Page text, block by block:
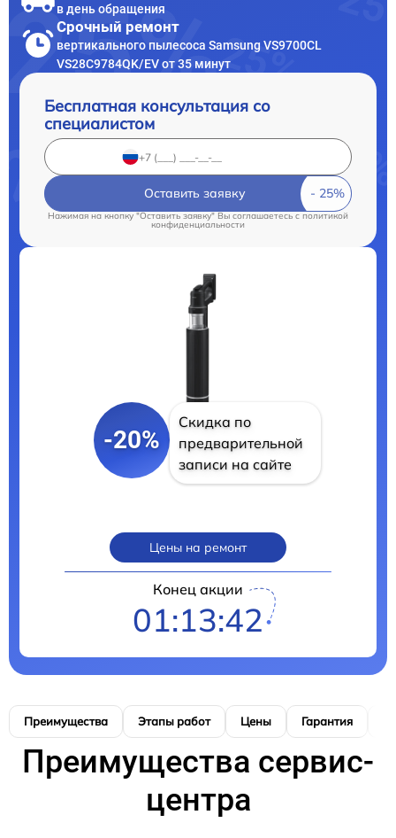
в день обращения
Срочный ремонт
вертикального пылесоса Samsung VS9700CL
VS28C9784QK/EV от 35 минут
Бесплатная консультация со
специалистом
Оставить заявку
Нажимая на кнопку "Оставить заявку" Вы соглашаетесь c политикой
конфиденциальности
-20%
Скидка по
предварительной
записи на сайте
Цены на ремонт
Конец акции
01:13:41
Преимущества Этапы работ Цены Гарантия
Преимущества сервис-
центра